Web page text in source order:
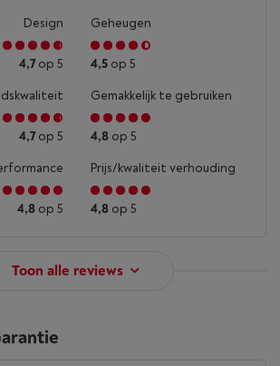
Design
4,7op 5
Geheugen
4,5 op 5
4,7op 5
Gemakkelijk te gebruiken
4,8 op 5
4,8 op 5
Prijs/kwaliteit verhouding
4,8 op 5
Toon alle reviews